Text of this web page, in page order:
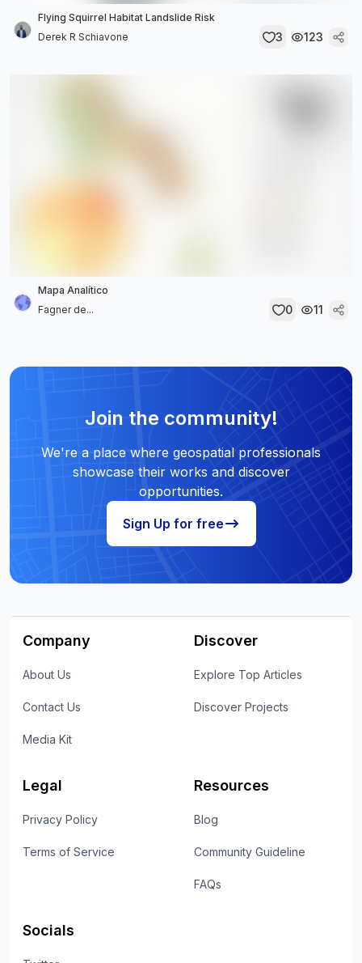
Flying Squirrel Habitat Landslide Risk
Derek R Schiavone
3 123
Mapa Analítico
Fagner de...
0 11
Join the community!
We're a place where geospatial professionals
showcase their works and discover
opportunities.
Sign Up for free
Company
About Us
Contact Us
Media Kit
Discover
Explore Top Articles
Discover Projects
Legal
Privacy Policy
Terms of Service
Resources
Blog
Community Guideline
FAQs
Socials